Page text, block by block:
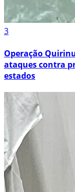
3
Operação
ataques contra
estados